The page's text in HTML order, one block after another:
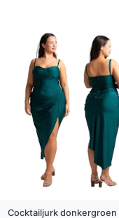
Cocktailjurk donkergroen